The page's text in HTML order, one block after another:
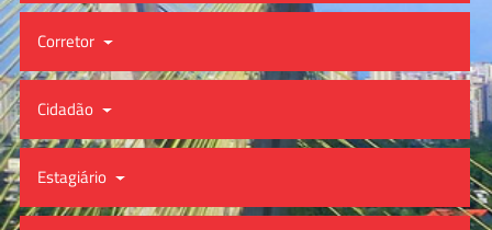
Corretor
Cidadão
Estagiário